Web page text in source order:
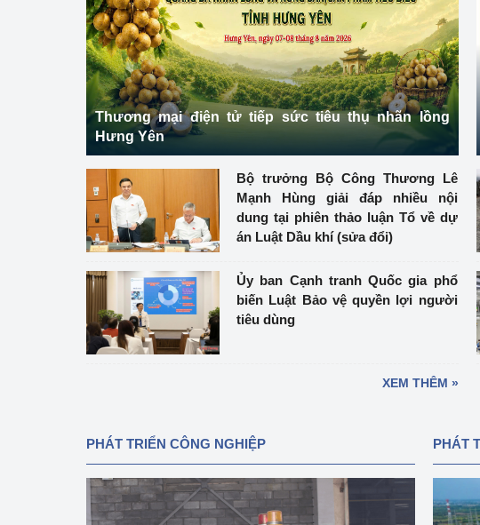
Phát triển công nghiệp Công
Chính sách
Sản xuất
Phát triển năng lượng
Thương mại điện tử tiếp sức tiêu thụ nhãn lồng
Hưng Yên
Bộ trưởng Bộ Công Thương Lê
Mạnh Hùng giải đáp nhiều nội
dung tại phiên thảo luận Tổ về dự
án Luật Dầu khí (sửa đổi)
Ủy ban Cạnh tranh Quốc gia phổ
biến Luật Bảo vệ quyền lợi người
tiêu dùng
XEM THÊM »
PHÁT TRIỂN CÔNG NGHIỆP PHÁT